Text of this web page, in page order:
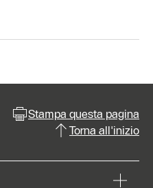
Stampa questa pagina
Torna all'inizio